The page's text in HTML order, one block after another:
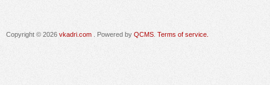
Copyright © 2026 vkadri.com . Powered by QCMS Terms of service.